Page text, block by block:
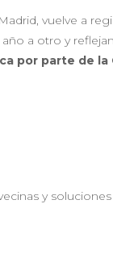
vuelve a
a otro y
por parte de la
y